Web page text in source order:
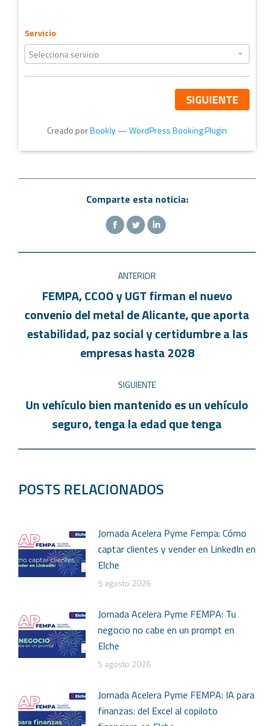
Servicio
SIGUIENTE
Creado porBookly—WordPress Booking Plugin
Comparte esta noticia:
ANTERIOR
FEMPA, CCOO y UGT firman el nuevo
convenio del metal de Alicante, que aporta
estabilidad, paz social y certidumbre a las
empresas hasta 2028
SIGUIENTE
Un vehículo bien mantenido es un vehículo
seguro, tenga la edad que tenga
POSTS RELACIONADOS
Jornada Acelera Pyme Fempa: Cómo
captar clientes y vender en LinkedIn en
Elche
5 agosto 2026
Jornada Acelera Pyme FEMPA: Tu
negocio no cabe en un prompt en
Elche
5 agosto 2026
Jornada Acelera Pyme FEMPA: IA para
finanzas: del Excel al copiloto